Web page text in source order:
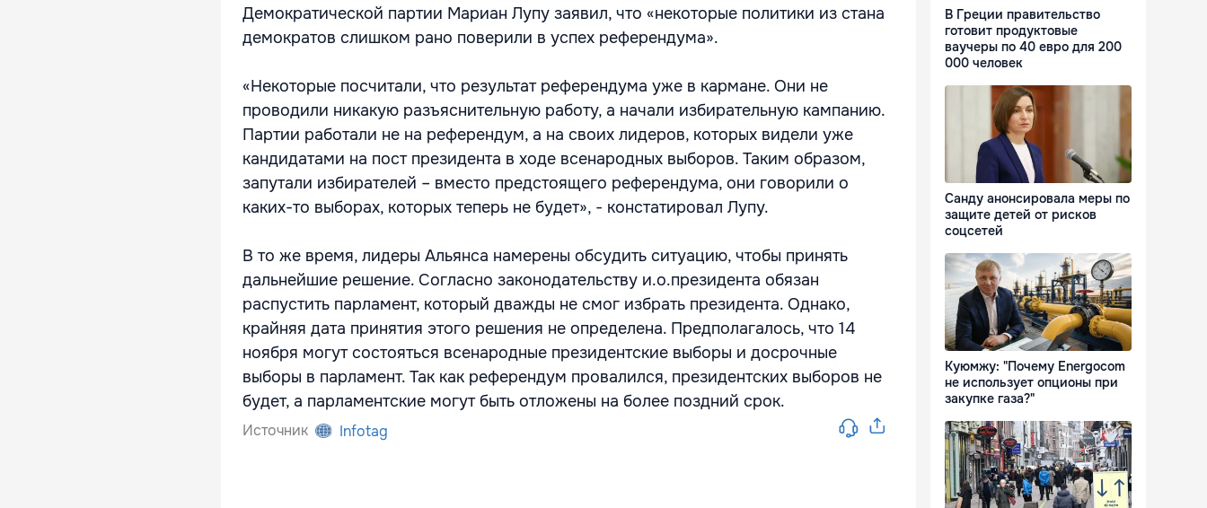
Демократической партии Мариан Лупу заявил, что «некоторые политики из стана
демократов слишком рано поверили в успех референдума».
«Некоторые посчитали, что результат референдума уже в кармане. Они не
проводили никакую разъяснительную работу, а начали избирательную кампанию.
Партии работали не на референдум, а на своих лидеров, которых видели уже
кандидатами на пост президента в ходе всенародных выборов. Таким образом,
запутали избирателей – вместо предстоящего референдума, они говорили о
каких-то выборах, которых теперь не будет», - констатировал Лупу.
В то же время, лидеры Альянса намерены обсудить ситуацию, чтобы принять
дальнейшие решение. Согласно законодательству и.о.президента обязан
распустить парламент, который дважды не смог избрать президента. Однако,
крайняя дата принятия этого решения не определена. Предполагалось, что 14
ноября могут состояться всенародные президентские выборы и досрочные
выборы в парламент. Так как референдум провалился, президентских выборов не
будет, а парламентские могут быть отложены на более поздний срок.
Источник Infotag
В Греции правительство
готовит продуктовые
ваучеры по 40 евро для 200
000 человек
Санду анонсировала меры по
защите детей от рисков
соцсетей
Куюмжу: "Почему Energocom
не использует опционы при
закупке газа?"